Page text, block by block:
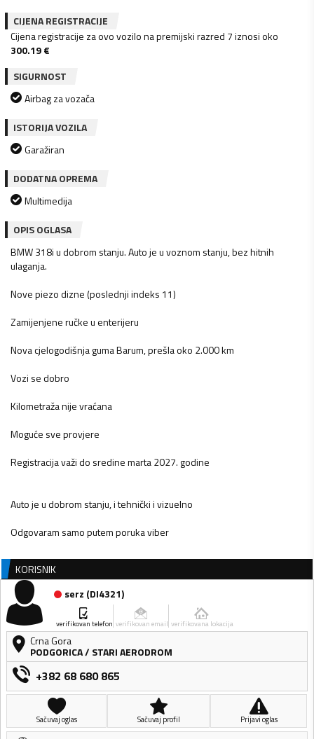
CIJENA REGISTRACIJE
Cijena registracije za ovo vozilo na premijski razred 7 iznosi oko
300.19€
SIGURNOST
Airbag za vozača
ISTORIJA VOZILA
Garažiran
DODATNA OPREMA
Multimedija
OPIS OGLASA
BMW 318i u dobrom stanju. Auto je u voznom stanju, bez hitnih
ulaganja.
Nove piezo dizne (poslednji indeks 11)
Zamijenjene ručke u enterijeru
Nova cjelogodišnja guma Barum, prešla oko 2.000 km
Vozi se dobro
Kilometraža nije vraćana
Moguće sve provjere
Registracija važi do sredine marta 2027. godine
Auto je u dobrom stanju, i tehnički i vizuelno
Odgovaram samo putem poruka viber
KORISNIK
serz (DI4321)
verifikovan telefon verifikovan email verifikovana lokacija
Crna Gora
PODGORICA/ STARI AERODROM
+382 68 680 865
Sačuvaj oglas Sačuvaj profil Prijavi oglas